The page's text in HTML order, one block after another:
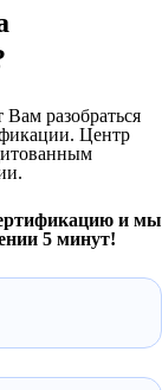
разобраться
Центр
и мы
5 минут!